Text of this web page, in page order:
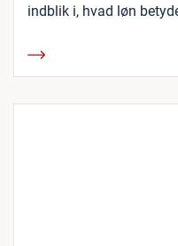
indblik i, hvad løn